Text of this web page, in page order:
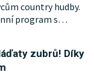
country hudby.
program s…
zubrů! Díky